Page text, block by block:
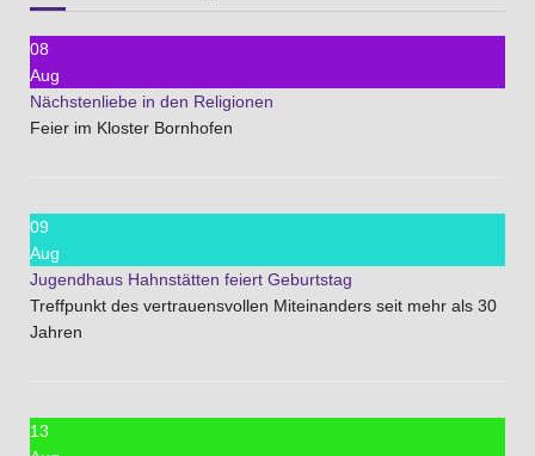
08
Aug
Nächstenliebe in den Religionen
Feier im Kloster Bornhofen
09
Aug
Jugendhaus Hahnstätten feiert Geburtstag
Treffpunkt des vertrauensvollen Miteinanders seit mehr als 30
Jahren
13